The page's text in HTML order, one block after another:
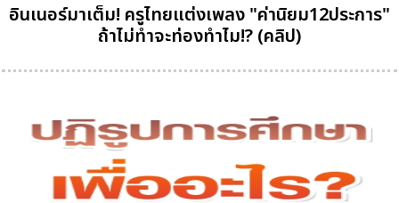
อินเนอร์มาเต็ม! ครูไทยแต่งเพลง "ค่านิยม12ประการ"
ถ้าไม่ทำจะท่องทำไม!? (คลิป)